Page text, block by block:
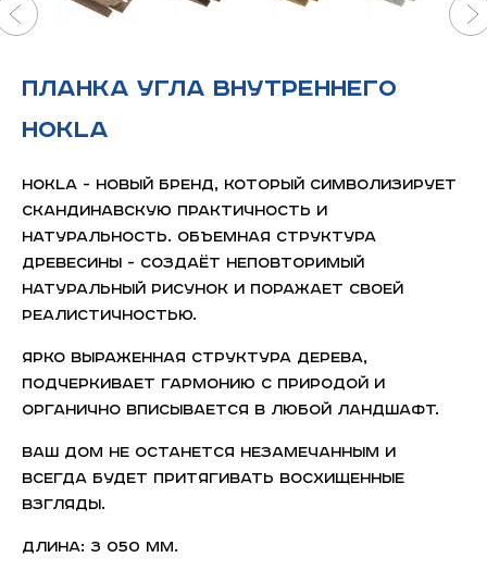
Планка угла внутреннего
HOKLA
HOKLA - новый бренд, который символизирует
скандинавскую практичность и
натуральность. Объемная структура
древесины - создаёт неповторимый
натуральный рисунок и поражает своей
реалистичностью.
Ярко выраженная структура дерева,
подчеркивает гармонию с природой и
органично вписывается в любой ландшафт.
Ваш дом не останется незамечанным и
всегда будет притягивать восхищенные
взгляды.
Длина: 3 050 мм.